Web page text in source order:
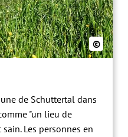
©
de Schuttertal dans
"un lieu de
Les personnes en